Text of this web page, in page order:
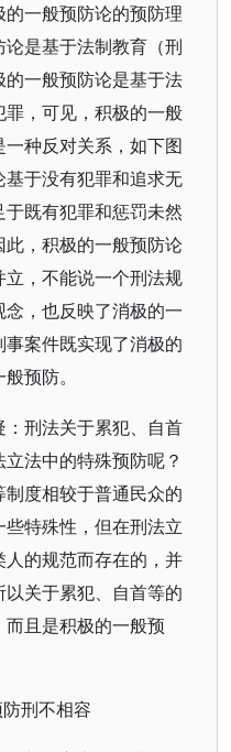
一般预防论的预防理
是基于法制教育（刑
一般预防论是基于法
，可见，积极的一般
种反对关系，如下图
于没有犯罪和追求无
既有犯罪和惩罚未然
，积极的一般预防论
，不能说一个刑法规
，也反映了消极的一
案件既实现了消极的
预防。
刑法关于累犯、自首
法中的特殊预防呢？
度相较于普通民众的
特殊性，但在刑法立
的规范而存在的，并
关于累犯、自首等的
且是积极的一般预
刑不相容